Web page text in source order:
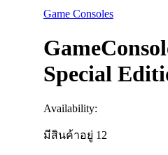
Game Consoles
Special
Availability:
มีสินค้าอยู่ 12